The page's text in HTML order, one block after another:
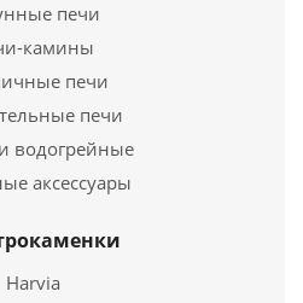
(античное золото/черный)
печи
камины
печи
печи
водогрейные
аксессуары
Harvia